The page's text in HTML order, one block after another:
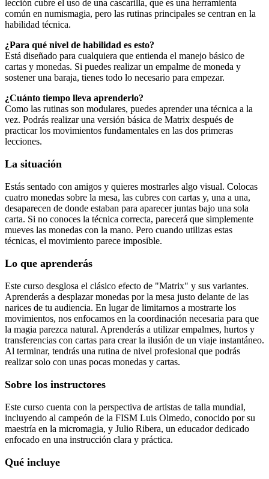
lección cubre el uso de una cascarilla, que es una herramienta
común en numismagia, pero las rutinas principales se centran en la
habilidad técnica.
¿Para qué nivel de habilidad es esto?
Está diseñado para cualquiera que entienda el manejo básico de
cartas y monedas. Si puedes realizar un empalme de moneda y
sostener una baraja, tienes todo lo necesario para empezar.
¿Cuánto tiempo lleva aprenderlo?
Como las rutinas son modulares, puedes aprender una técnica a la
vez. Podrás realizar una versión básica de Matrix después de
practicar los movimientos fundamentales en las dos primeras
lecciones.
La situación
Estás sentado con amigos y quieres mostrarles algo visual. Colocas
cuatro monedas sobre la mesa, las cubres con cartas y, una a una,
desaparecen de donde estaban para aparecer juntas bajo una sola
carta. Si no conoces la técnica correcta, parecerá que simplemente
mueves las monedas con la mano. Pero cuando utilizas estas
técnicas, el movimiento parece imposible.
Lo que aprenderás
Este curso desglosa el clásico efecto de "Matrix" y sus variantes.
Aprenderás a desplazar monedas por la mesa justo delante de las
narices de tu audiencia. En lugar de limitarnos a mostrarte los
movimientos, nos enfocamos en la coordinación necesaria para que
la magia parezca natural. Aprenderás a utilizar empalmes, hurtos y
transferencias con cartas para crear la ilusión de un viaje instantáneo.
Al terminar, tendrás una rutina de nivel profesional que podrás
realizar solo con unas pocas monedas y cartas.
Sobre los instructores
Este curso cuenta con la perspectiva de artistas de talla mundial,
incluyendo al campeón de la FISM Luis Olmedo, conocido por su
maestría en la micromagia, y Julio Ribera, un educador dedicado
enfocado en una instrucción clara y práctica.
Qué incluye